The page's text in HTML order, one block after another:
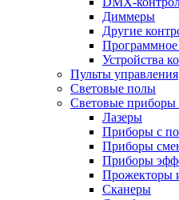
Диммеры
Другие
Программное
Устройства
Пульты управления
Световые полы
Световые
Лазеры
Приборы с
Приборы
Приборы
Прожекторы
Сканеры